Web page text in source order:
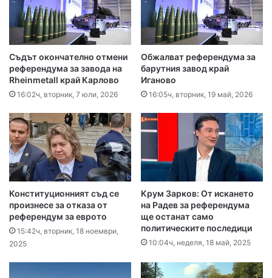
Съдът окончателно отмени
референдума за завода на
Rheinmetall край Карлово
16:02ч, вторник, 7 юли, 2026
Обжалват референдума за
барутния завод край
Иганово
16:05ч, вторник, 19 май, 2026
Конституционният съд се
произнесе за отказа от
референдум за еврото
15:42ч, вторник, 18 ноември,
2025
Крум Зарков: От искането
на Радев за референдума
ще останат само
политическите последици
10:04ч, неделя, 18 май, 2025